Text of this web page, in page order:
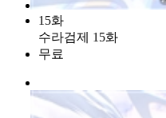
15화
수라검제 15화
무료